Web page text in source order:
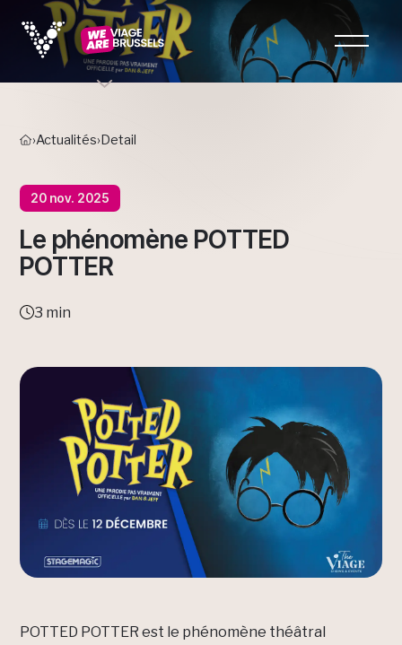
›Actualités›Detail
20 nov. 2025
Le phénomène POTTED
POTTER
3 min
POTTED POTTER est le phénomène théâtral